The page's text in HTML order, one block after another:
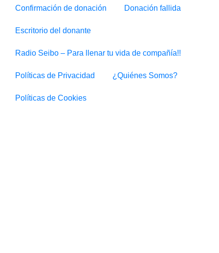
Confirmación de donación Donación fallida
Escritorio del donante
Radio Seibo – Para llenar tu vida de compañía!!
Políticas de Privacidad ¿Quiénes Somos?
Políticas de Cookies